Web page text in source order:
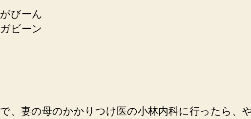
がびーん
ガビーン
で、妻の母のかかりつけ医の小林内科に行ったら、